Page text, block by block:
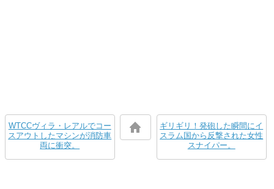
WTCCヴィラ・レアルでコー
スアウトしたマシンが消防車
両に衝突。
ギリギリ！発砲した瞬間にイ
スラム国から反撃された女性
スナイパー。